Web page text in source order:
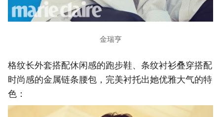
金瑞亨
格纹长外套搭配休闲感的跑步鞋、条纹衬衫叠穿搭配
时尚感的金属链条腰包，完美衬托出她优雅大气的特
色：